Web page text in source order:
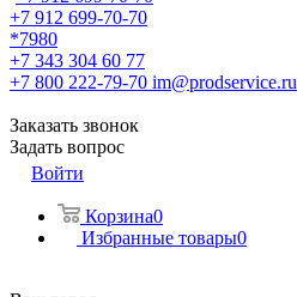
+7 912 699-70-70
*7980
+7 343 304 60 77
+7 800 222-79-70 im@prodservice.ru
Заказать звонок
Задать вопрос
Войти
Корзина0
Избранные товары0